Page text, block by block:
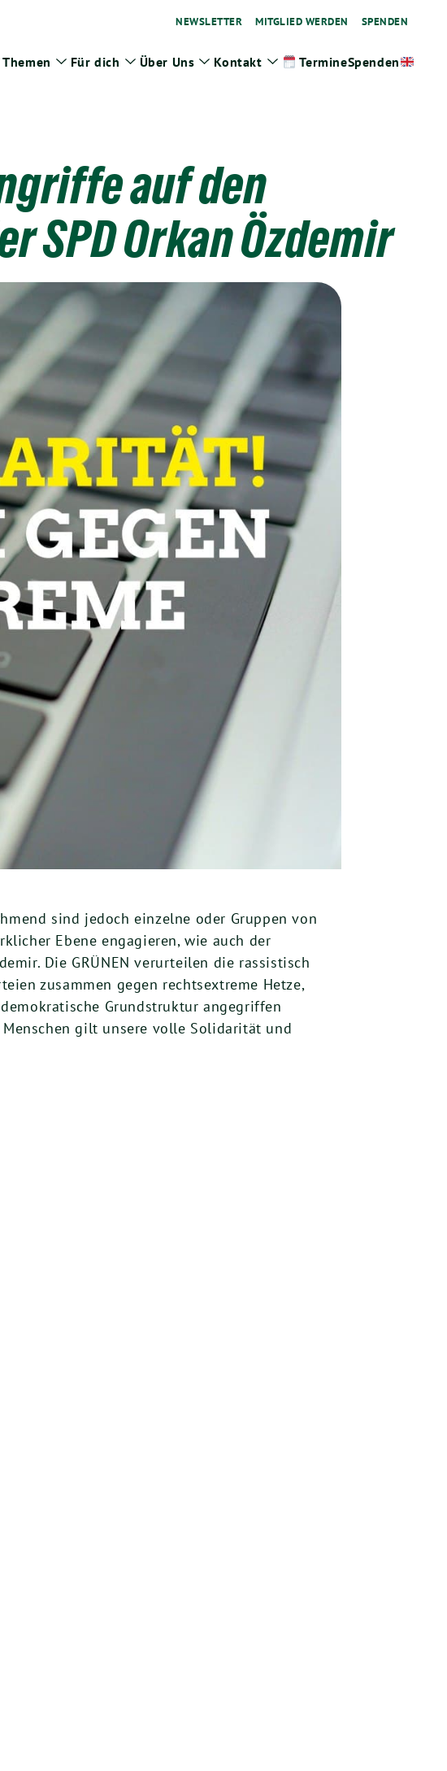
NEWSLETTER MITGLIED WERDEN SPENDEN
Themen
Zeige
Für dich
Zeige
Über Uns Zeige
Kontakt ZeigeTermineSpenden
auf den
SPD Orkan Özdemir
sind jedoch einzelne oder Gruppen von
Ebene engagieren, wie auch der
Die GRÜNEN verurteilen die rassistisch
zusammen gegen rechtsextreme Hetze,
Grundstruktur angegriffen
gilt unsere volle Solidarität und